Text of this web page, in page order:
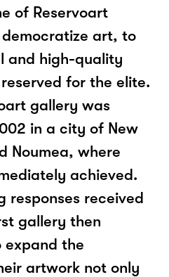
of Reservoart
democratize art, to
and high-quality
for the elite.
gallery was
in a city of New
Noumea, where
achieved.
responses received
gallery then
expand the
artwork not only